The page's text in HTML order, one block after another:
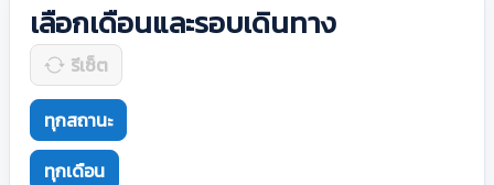
เลือกเดือนและรอบเดินทาง
รีเซ็ต
ทุกสถานะ
ทุกเดือน